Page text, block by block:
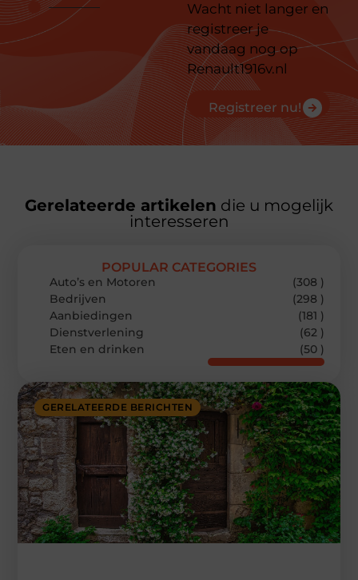
Wacht niet langer en
registreer je
vandaag nog op
Renault1916v.nl
Registreer nu!
Gerelateerde artikelen die u mogelijk
interesseren
GERELATEERDE BERICHTEN
POPULAR CATEGORIES
Auto’s en Motoren
(308 )
Bedrijven
(298 )
Aanbiedingen
(181 )
Dienstverlening
(62 )
Eten en drinken
(50 )